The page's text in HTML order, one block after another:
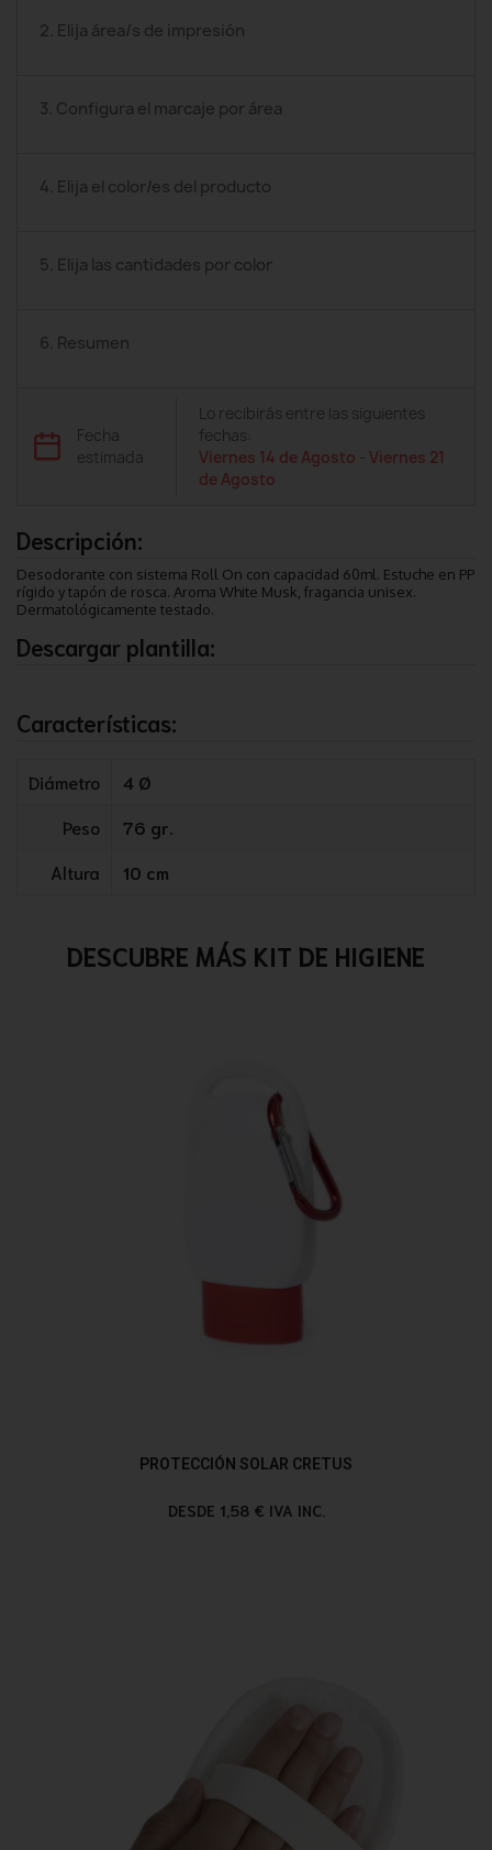
2. Elija área/s de impresión
3. Configura el marcaje por área
4. Elija el color/es del producto
5. Elija las cantidades por color
6. Resumen
Fecha
estimada
Lo recibirás entre las siguientes
fechas:
Viernes 14 de Agosto -Viernes 21
de Agosto
Descripción:
Desodorante con sistema Roll On con capacidad 60ml. Estuche en PP
rígido y tapón de rosca. Aroma White Musk, fragancia unisex.
Dermatológicamente testado.
Descargar plantilla:
Características:
Diámetro
4 Ø
Peso
76 gr.
Altura
10 cm
DESCUBRE MÁS KIT DE HIGIENE
PROTECCIÓN SOLAR CRETUS
DESDE 1,58 € IVA INC.